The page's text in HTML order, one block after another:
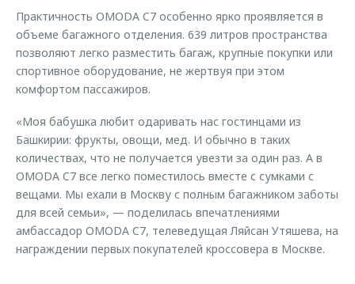
Практичность OMODA C7 особенно ярко проявляется в
объеме багажного отделения. 639 литров пространства
позволяют легко разместить багаж, крупные покупки или
спортивное оборудование, не жертвуя при этом
комфортом пассажиров.
«Моя бабушка любит одаривать нас гостинцами из
Башкирии: фрукты, овощи, мед. И обычно в таких
количествах, что не получается увезти за один раз. А в
OMODA C7 все легко поместилось вместе с сумками с
вещами. Мы ехали в Москву с полным багажником заботы
для всей семьи», — поделилась впечатлениями
амбассадор OMODA C7, телеведущая Ляйсан Утяшева, на
награждении первых покупателей кроссовера в Москве.